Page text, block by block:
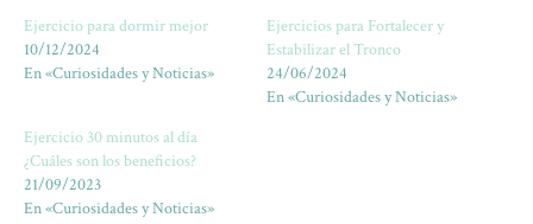
Ejercicio para dormir mejor
10/12/2024
En «Curiosidades y Noticias»
Ejercicios para Fortalecer y
Estabilizar el Tronco
24/06/2024
En «Curiosidades y Noticias»
Ejercicio 30 minutos al día
¿Cuáles son los beneficios?
21/09/2023
En «Curiosidades y Noticias»